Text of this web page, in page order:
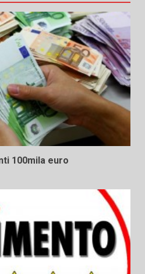
100mila euro